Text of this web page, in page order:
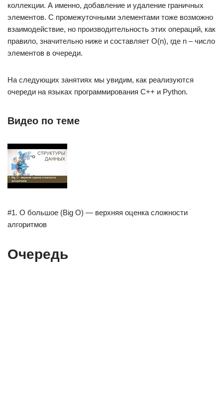
коллекции. А именно, добавление и удаление граничных
элементов. С промежуточными элементами тоже возможно
взаимодействие, но производительность этих операций, как
правило, значительно ниже и составляет O(n), где n – число
элементов в очереди.
На следующих занятиях мы увидим, как реализуются
очереди на языках программирования С++ и Python.
Видео по теме
#1. О большое (Big O) — верхняя оценка сложности
алгоритмов
Очередь